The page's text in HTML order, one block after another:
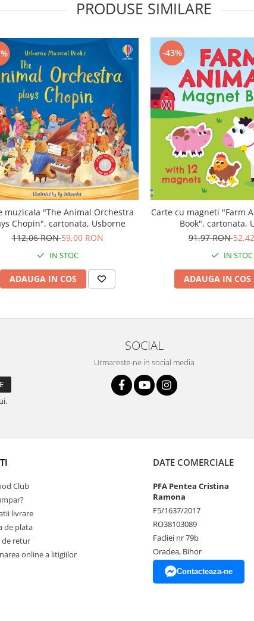
PRODUSE SIMILARE
muzicala "The Animal Orchestra
Chopin", cartonata, Usborne
112,06 RON59,00 RON
IN STOC
ADAUGA IN COS
-43%
Carte cu magneti "Farm
Book", cartonata,
91,97 RON
IN STOC
ADAUGA IN COS
SOCIAL
Urmareste-ne in social media
Club
livrare
de plata
de retur
online a litigiilor
DATE COMERCIALE
PFA Pentea Cristina
Ramona
F5/1637/2017
RO38103089
Facliei nr 79b
Oradea, Bihor
Contacteaza-ne